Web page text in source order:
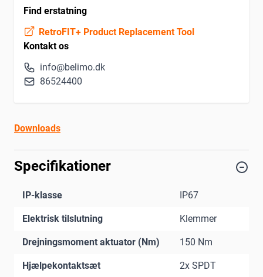
Find erstatning
RetroFIT+ Product Replacement Tool
Kontakt os
info@belimo.dk
86524400
Downloads
Specifikationer
IP-klasse IP67
Elektrisk tilslutning Klemmer
Drejningsmoment aktuator (Nm) 150 Nm
Hjælpekontaktsæt 2x SPDT